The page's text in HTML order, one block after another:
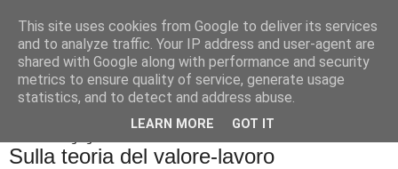
Badiale & Tringali
Sulla teoria del valore-lavoro
This site uses cookies from Google to deliver its services
and to analyze traffic. Your IP address and user-agent are
shared with Google along with performance and security
metrics to ensure quality of service, generate usage
statistics, and to detect and address abuse.
LEARN MORE GOT IT